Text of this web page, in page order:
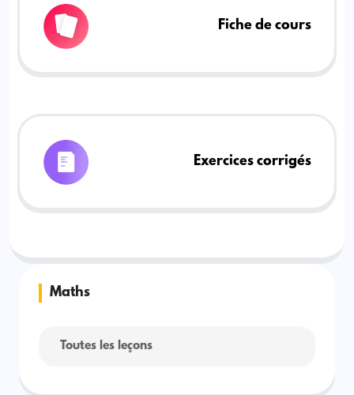
Fiche de cours
Exercices corrigés
Maths
Toutes les leçons